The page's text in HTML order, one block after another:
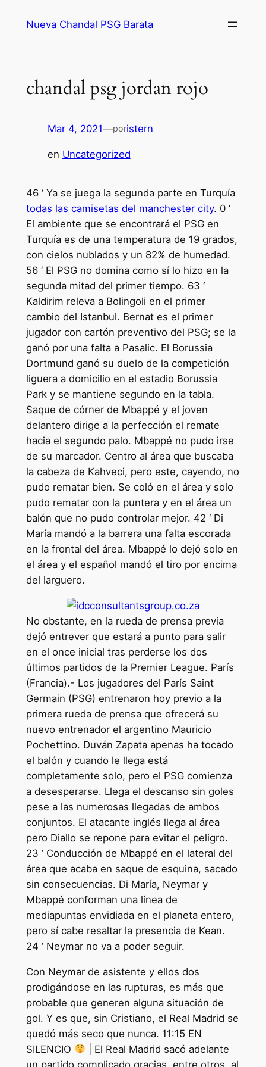
Nueva Chandal PSG Barata
chandal psg jordan rojo
Mar 4, 2021—poristern
en Uncategorized
46 ‘ Ya se juega la segunda parte en Turquía
todas las camisetas del manchester city. 0 ‘
El ambiente que se encontrará el PSG en
Turquía es de una temperatura de 19 grados,
con cielos nublados y un 82% de humedad.
56 ‘ El PSG no domina como sí lo hizo en la
segunda mitad del primer tiempo. 63 ‘
Kaldirim releva a Bolingoli en el primer
cambio del Istanbul. Bernat es el primer
jugador con cartón preventivo del PSG; se la
ganó por una falta a Pasalic. El Borussia
Dortmund ganó su duelo de la competición
liguera a domicilio en el estadio Borussia
Park y se mantiene segundo en la tabla.
Saque de córner de Mbappé y el joven
delantero dirige a la perfección el remate
hacia el segundo palo. Mbappé no pudo irse
de su marcador. Centro al área que buscaba
la cabeza de Kahveci, pero este, cayendo, no
pudo rematar bien. Se coló en el área y solo
pudo rematar con la puntera y en el área un
balón que no pudo controlar mejor. 42 ‘ Di
María mandó a la barrera una falta escorada
en la frontal del área. Mbappé lo dejó solo en
el área y el español mandó el tiro por encima
del larguero.
No obstante, en la rueda de prensa previa
dejó entrever que estará a punto para salir
en el once inicial tras perderse los dos
últimos partidos de la Premier League. París
(Francia).- Los jugadores del París Saint
Germain (PSG) entrenaron hoy previo a la
primera rueda de prensa que ofrecerá su
nuevo entrenador el argentino Mauricio
Pochettino. Duván Zapata apenas ha tocado
el balón y cuando le llega está
completamente solo, pero el PSG comienza
a desesperarse. Llega el descanso sin goles
pese a las numerosas llegadas de ambos
conjuntos. El atacante inglés llega al área
pero Diallo se repone para evitar el peligro.
23 ‘ Conducción de Mbappé en el lateral del
área que acaba en saque de esquina, sacado
sin consecuencias. Di María, Neymar y
Mbappé conforman una línea de
mediapuntas envidiada en el planeta entero,
pero sí cabe resaltar la presencia de Kean.
24 ‘ Neymar no va a poder seguir.
Con Neymar de asistente y ellos dos
prodigándose en las rupturas, es más que
probable que generen alguna situación de
gol. Y es que, sin Cristiano, el Real Madrid se
quedó más seco que nunca. 11:15 EN
SILENCIO
| El Real Madrid sacó adelante
un partido complicado gracias, entre otros, al